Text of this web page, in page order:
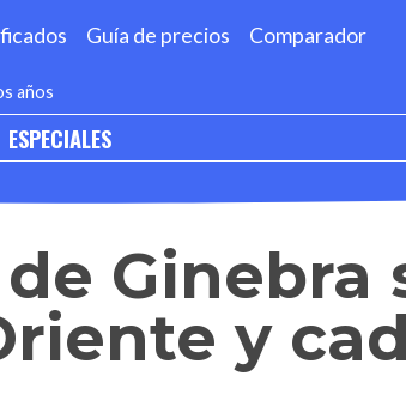
Guía de precios Comparador
años
ESPECIALES
Ginebra
y